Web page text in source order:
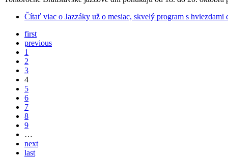
Čítať viac o Jazzáky už o mesiac, skvelý program s hviezdami
first
previous
1
2
3
4
5
6
7
8
9
…
next
last